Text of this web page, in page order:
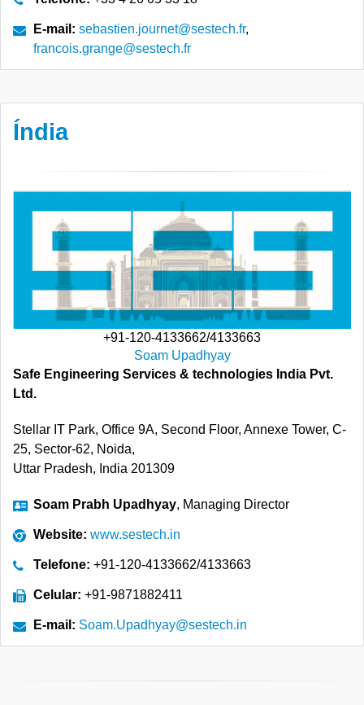
E-mail: sebastien.journet@sestech.fr,
francois.grange@sestech.fr
Índia
+91-120-4133662/4133663
Soam Upadhyay
Safe Engineering Services & technologies India Pvt.
Ltd.
Stellar IT Park, Office 9A, Second Floor, Annexe Tower, C-
25, Sector-62, Noida,
Uttar Pradesh, India 201309
Soam Prabh Upadhyay, Managing Director
Website: www.sestech.in
Telefone: +91-120-4133662/4133663
Celular: +91-9871882411
E-mail: Soam.Upadhyay@sestech.in